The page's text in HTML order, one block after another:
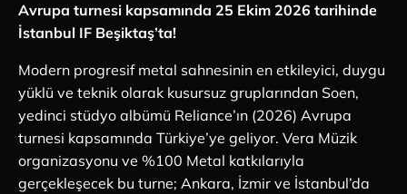
Avrupa turnesi kapsamında 25 Ekim 2026 tarihinde
İstanbul IF Beşiktaş’ta!
Modern progresif metal sahnesinin en etkileyici, duygu
yüklü ve teknik olarak kusursuz gruplarından Soen,
yedinci stüdyo albümü Reliance’ın (2026) Avrupa
turnesi kapsamında Türkiye’ye geliyor. Vera Müzik
organizasyonu ve %100 Metal katkılarıyla
gerçekleşecek bu turne; Ankara, İzmir ve İstanbul’da